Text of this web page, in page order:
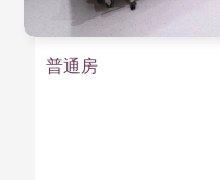
普通房